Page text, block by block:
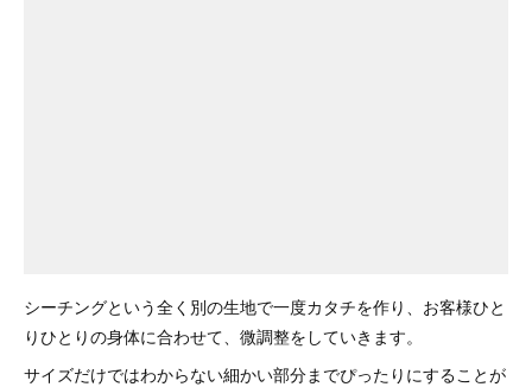
シーチングという全く別の生地で一度カタチを作り、お客様ひと
りひとりの身体に合わせて、微調整をしていきます。
サイズだけではわからない細かい部分までぴったりにすることが